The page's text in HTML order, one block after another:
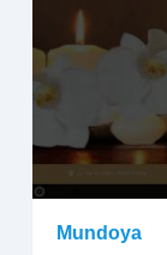
Mundoya